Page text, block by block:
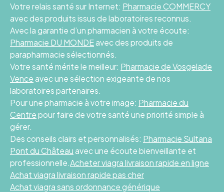
Votre relais santé sur Internet: Pharmacie COMMERCY
avec des produits issus de laboratoires reconnus.
Avec la garantie d’un pharmacien à votre écoute:
Pharmacie DU MONDEavec des produits de
parapharmacie sélectionnés.
Votre santé mérite le meilleur: Pharmacie de Vosgelade
Venceavec une sélection exigeante de nos
laboratoires partenaires.
Pour une pharmacie à votre image: Pharmacie du
Centrepour faire de votre santé une priorité simple à
gérer.
Des conseils clairs et personnalisés: Pharmacie Sultana
Pont du Châteauavec une écoute bienveillante et
professionnelle.Acheter viagra livraison rapide en ligne
Achat viagra livraison rapide pas cher
Achat viagra sans ordonnance générique